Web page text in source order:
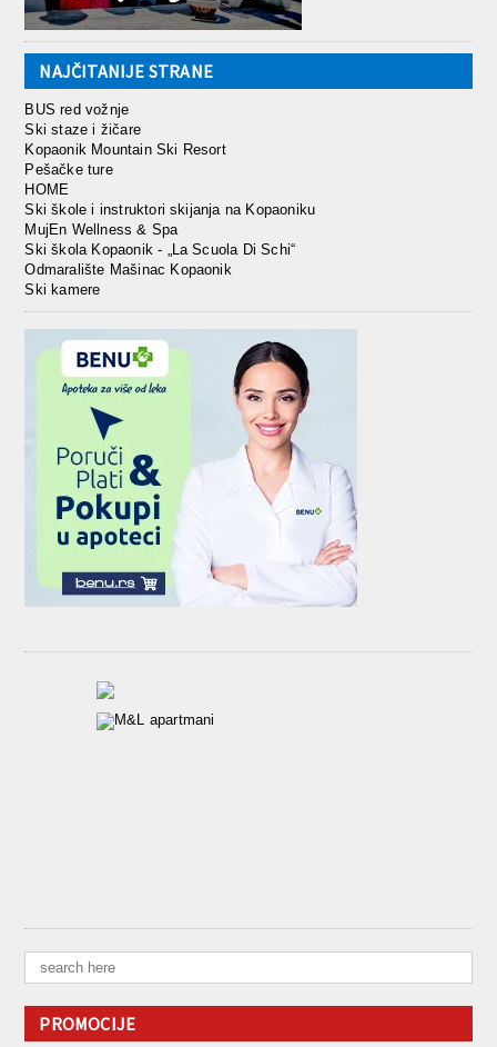
NAJČITANIJE STRANE
BUS red vožnje
Ski staze i žičare
Kopaonik Mountain Ski Resort
Pešačke ture
HOME
Ski škole i instruktori skijanja na Kopaoniku
MujEn Wellness & Spa
Ski škola Kopaonik - „La Scuola Di Schi“
Odmaralište Mašinac Kopaonik
Ski kamere
🕔
❄ Smeštaj u ponudi: Apartmani „A101 Župa“ i
„A102 Sivi vuk“ ❄